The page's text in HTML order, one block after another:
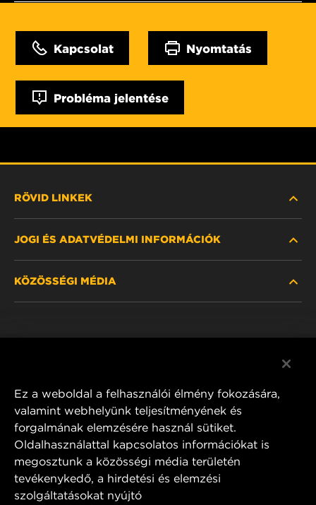
Kapcsolat Nyomtatás
Probléma jelentése
RÖVID LINKEK
HOL KAPHATÓ
JOGI ÉS ADATVÉDELMI INFORMÁCIÓK
KÖZÖSSÉGI MÉDIA
MANN+HUMMEL FT Poland
ul. Wrocławska 145,
63-800 GOSTYŃ, POLAND
Tel. +48 65 572 89 00
Ez a weboldal a felhasználói élmény fokozására,
valamint webhelyünk teljesítményének és
forgalmának elemzésére használ sütiket.
Oldalhasználattal kapcsolatos információkat is
megosztunk a közösségi média területén
tevékenykedő, a hirdetési és elemzési
szolgáltatásokat nyújtó